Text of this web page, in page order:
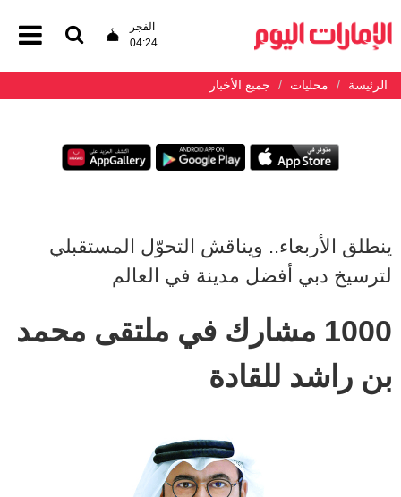
الفجر
04:24
الرئيسة محليات جميع الأخبار
ينطلق الأربعاء.. ويناقش التحوّل المستقبلي
لترسيخ دبي أفضل مدينة في العالم
1000 مشارك في ملتقى محمد
بن راشد للقادة